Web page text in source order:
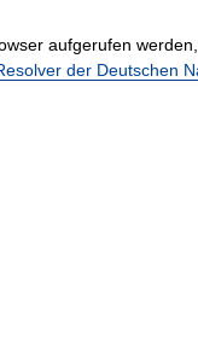
aufgerufen
der Deutschen